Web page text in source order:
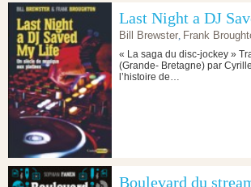
Last Night a DJ
Bill Brewster, Frank
« La saga du disc-jockey »
(Grande- Bretagne) par
l’histoire de…
Boulevard du